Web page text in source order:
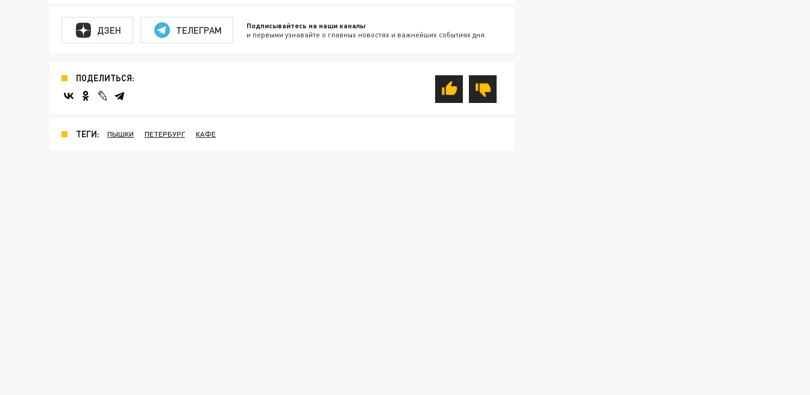
ДЗЕН ТЕЛЕГРАМ Подписывайтесь на наши каналы
и первыми узнавайте о главных новостях и важнейших событиях дня.
ПОДЕЛИТЬСЯ:
ТЕГИ: ПЫШКИ ПЕТЕРБУРГ КАФЕ